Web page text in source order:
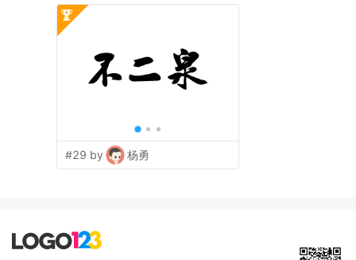
#29 by 杨勇